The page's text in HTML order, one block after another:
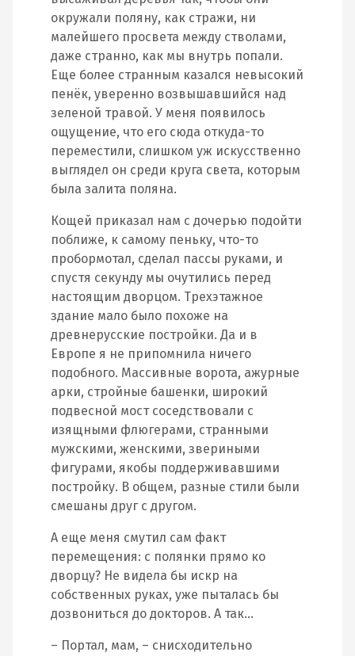
окружали поляну, как стражи, ни
малейшего просвета между стволами,
даже странно, как мы внутрь попали.
Еще более странным казался невысокий
пенёк, уверенно возвышавшийся над
зеленой травой. У меня появилось
ощущение, что его сюда откуда-то
переместили, слишком уж искусственно
выглядел он среди круга света, которым
была залита поляна.
Кощей приказал нам с дочерью подойти
поближе, к самому пеньку, что-то
пробормотал, сделал пассы руками, и
спустя секунду мы очутились перед
настоящим дворцом. Трехэтажное
здание мало было похоже на
древнерусские постройки. Да и в
Европе я не припомнила ничего
подобного. Массивные ворота, ажурные
арки, стройные башенки, широкий
подвесной мост соседствовали с
изящными флюгерами, странными
мужскими, женскими, звериными
фигурами, якобы поддерживавшими
постройку. В общем, разные стили были
смешаны друг с другом.
А еще меня смутил сам факт
перемещения: с полянки прямо ко
дворцу? Не видела бы искр на
собственных руках, уже пыталась бы
дозвониться до докторов. А так…
– Портал, мам, – снисходительно